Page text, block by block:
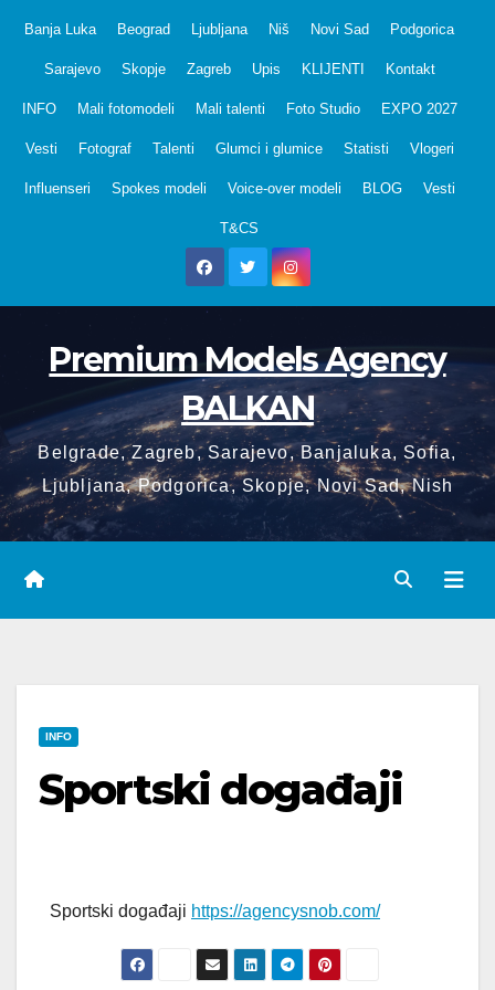
Banja Luka Beograd Ljubljana Niš Novi Sad Podgorica
Sarajevo Skopje Zagreb Upis KLIJENTI Kontakt
INFO Mali fotomodeli Mali talenti Foto Studio EXPO 2027
Vesti Fotograf Talenti Glumci i glumice Statisti Vlogeri
Influenseri Spokes modeli Voice-over modeli BLOG Vesti
T&CS
Premium Models Agency
BALKAN
Belgrade, Zagreb, Sarajevo, Banjaluka, Sofia,
Ljubljana, Podgorica, Skopje, Novi Sad, Nish
INFO
Sportski događaji
Sportski događaji https://agencysnob.com/